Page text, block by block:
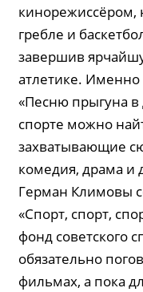
кинорежиссёром,
гребле и
завершив
атлетике.
«Песню прыгуна в
спорте можно
захватывающие
комедия, драма и
Герман Климовы
«Спорт, спорт,
фонд советского
обязательно
фильмах, а пока